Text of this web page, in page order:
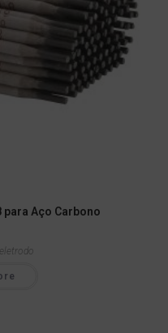
Aço Carbono